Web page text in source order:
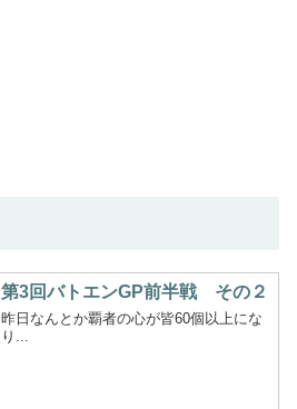
第3回バトエンGP前半戦 その２
昨日なんとか覇者の心が皆60個以上にな
り...